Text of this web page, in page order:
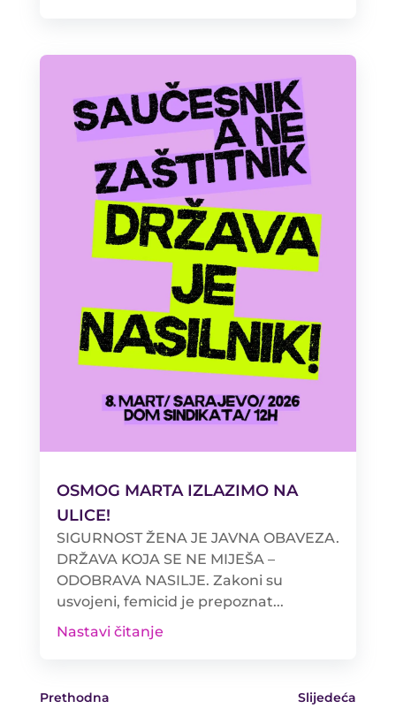
OSMOG MARTA IZLAZIMO NA
ULICE!
SIGURNOST ŽENA JE JAVNA OBAVEZA.
DRŽAVA KOJA SE NE MIJEŠA –
ODOBRAVA NASILJE. Zakoni su
usvojeni, femicid je prepoznat...
Nastavi čitanje
Prethodna Slijedeća